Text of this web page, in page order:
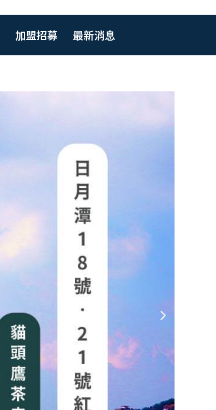
加盟招募 最新消息